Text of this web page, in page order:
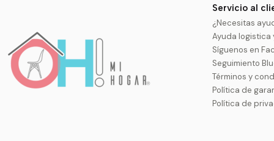
Servicio al
¿Necesitas
Ayuda
Síguenos en
Seguimiento
Términos y
Política de
Política de